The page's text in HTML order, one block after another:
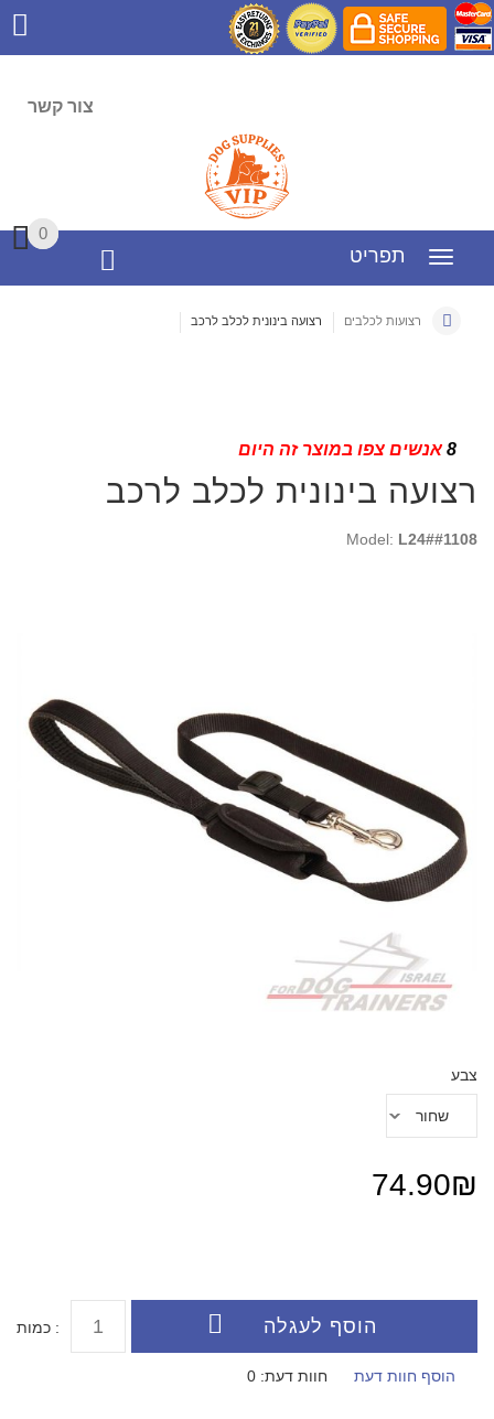
צור קשר
0
תפריט
0
רצועות לכלבים רצועה בינונית לכלב לרכב
אנשים צפו במוצר זה היום
רצועה בינונית לכלב לרכב
Model: L24##1108
צבע
74.90₪
כמות :
חוות דעת: 0 הוסף חוות דעת